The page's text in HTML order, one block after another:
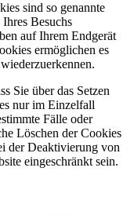
sind so genannte
Besuchs
auf Ihrem Endgerät
ermöglichen es
Sie über das Setzen
nur im Einzelfall
Fälle oder
Löschen der Cookies
der Deaktivierung von
eingeschränkt sein.